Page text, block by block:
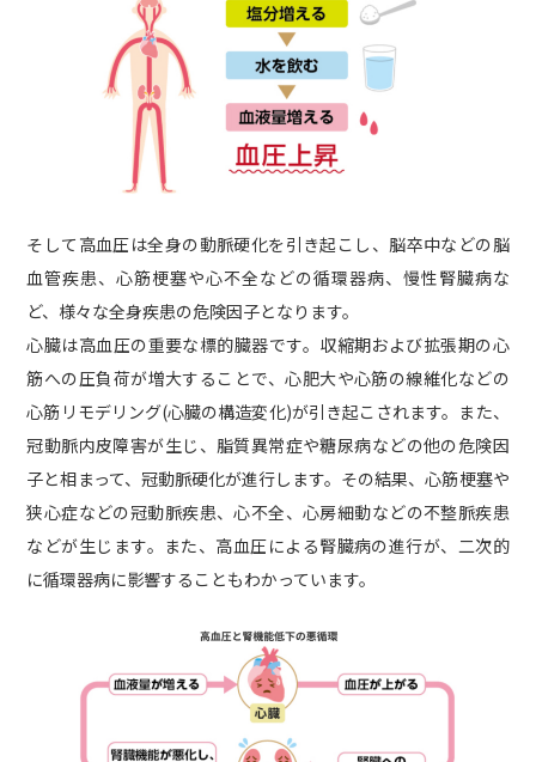
そして高血圧は全身の動脈硬化を引き起こし、脳卒中などの脳
血管疾患、心筋梗塞や心不全などの循環器病、慢性腎臓病な
ど、様々な全身疾患の危険因子となります。
心臓は高血圧の重要な標的臓器です。収縮期および拡張期の心
筋への圧負荷が増大することで、心肥大や心筋の線維化などの
心筋リモデリング(心臓の構造変化)が引き起こされます。また、
冠動脈内皮障害が生じ、脂質異常症や糖尿病などの他の危険因
子と相まって、冠動脈硬化が進行します。その結果、心筋梗塞や
狭心症などの冠動脈疾患、心不全、心房細動などの不整脈疾患
などが生じます。また、高血圧による腎臓病の進行が、二次的
に循環器病に影響することもわかっています。